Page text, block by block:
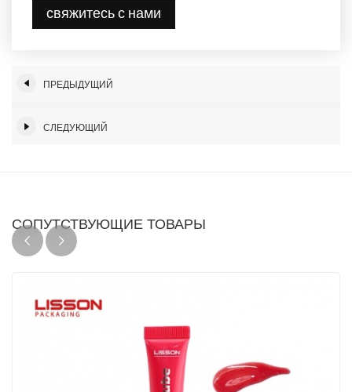
свяжитесь с нами
ПРЕДЫДУЩИЙ
СЛЕДУЮЩИЙ
СОПУТСТВУЮЩИЕ ТОВАРЫ